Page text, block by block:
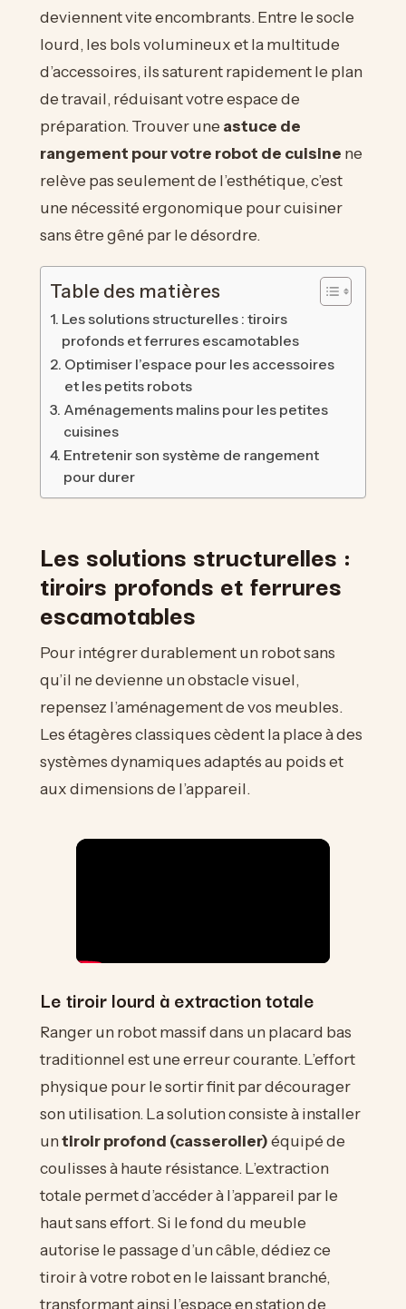
deviennent vite encombrants. Entre le socle
lourd, les bols volumineux et la multitude
d’accessoires, ils saturent rapidement le plan
de travail, réduisant votre espace de
préparation. Trouver une astuce de
rangement pour votre robot de cuisine ne
relève pas seulement de l’esthétique, c’est
une nécessité ergonomique pour cuisiner
sans être gêné par le désordre.
Table des matières
Les solutions structurelles : tiroirs
profonds et ferrures escamotables
Optimiser l’espace pour les accessoires
et les petits robots
Aménagements malins pour les petites
cuisines
Entretenir son système de rangement
pour durer
Les solutions structurelles :
tiroirs profonds et ferrures
escamotables
Pour intégrer durablement un robot sans
qu’il ne devienne un obstacle visuel,
repensez l’aménagement de vos meubles.
Les étagères classiques cèdent la place à des
systèmes dynamiques adaptés au poids et
aux dimensions de l’appareil.
Le tiroir lourd à extraction totale
Ranger un robot massif dans un placard bas
traditionnel est une erreur courante. L’effort
physique pour le sortir finit par décourager
son utilisation. La solution consiste à installer
untiroir profond (casserolier)équipé de
coulisses à haute résistance. L’extraction
totale permet d’accéder à l’appareil par le
haut sans effort. Si le fond du meuble
autorise le passage d’un câble, dédiez ce
tiroir à votre robot en le laissant branché,
transformant ainsi l’espace en station de